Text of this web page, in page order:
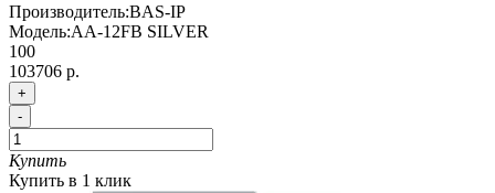
Производитель:BAS-IP
Модель:AA-12FB SILVER
100
103706 р.
+
-
Купить
Купить в 1 клик